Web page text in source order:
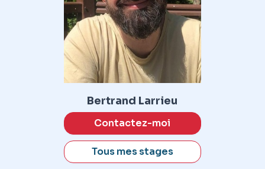
Bertrand Larrieu
Contactez-moi
Tous mes stages